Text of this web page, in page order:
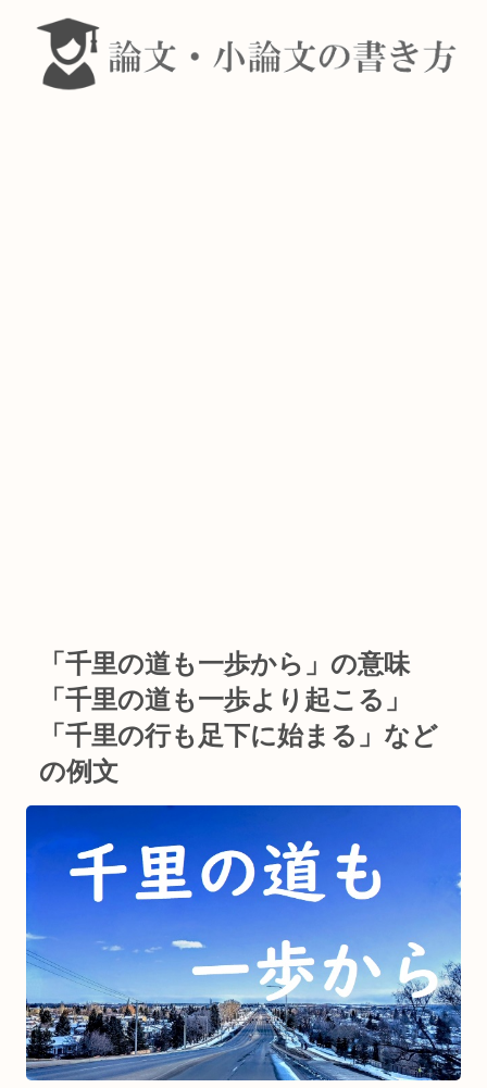
「千里の道も一歩から」の意味
「千里の道も一歩より起こる」
「千里の行も足下に始まる」など
の例文